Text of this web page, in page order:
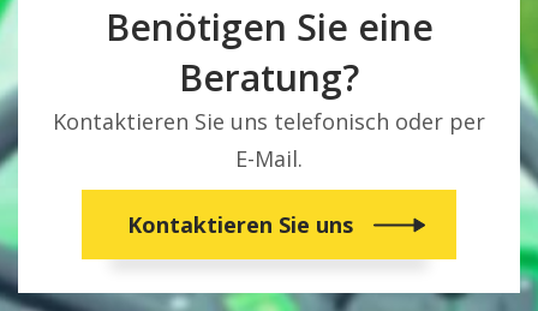
Benötigen Sie eine
Beratung?
Kontaktieren Sie uns telefonisch oder per
E-Mail.
Kontaktieren Sie uns